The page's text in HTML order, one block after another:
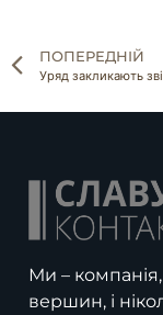
ПОПЕРЕДНІЙ
Ми –
вершин, і